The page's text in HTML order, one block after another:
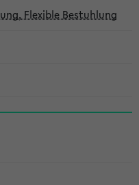
Flexible Bestuhlung